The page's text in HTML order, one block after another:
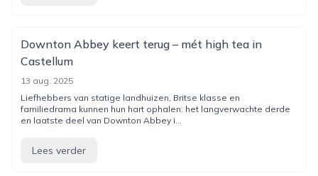
Downton Abbey keert terug – mét high tea in
Castellum
13 aug. 2025
Liefhebbers van statige landhuizen, Britse klasse en
familiedrama kunnen hun hart ophalen: het langverwachte derde
en laatste deel van Downton Abbey i...
Lees verder